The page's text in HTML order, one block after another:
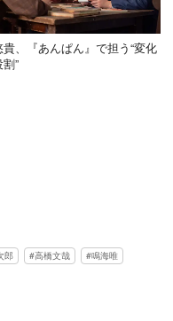
貴、『あんぱん』で担う“変化
”
郎 高橋文哉
鳴海唯